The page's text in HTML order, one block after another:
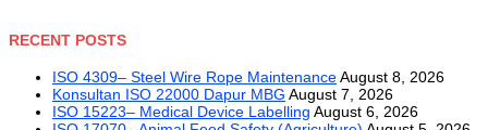
RECENT POSTS
ISO 4309– Steel Wire Rope MaintenanceAugust 8, 2026
Konsultan ISO 22000 Dapur MBG August 7, 2026
ISO 15223– Medical Device Labelling August 6, 2026